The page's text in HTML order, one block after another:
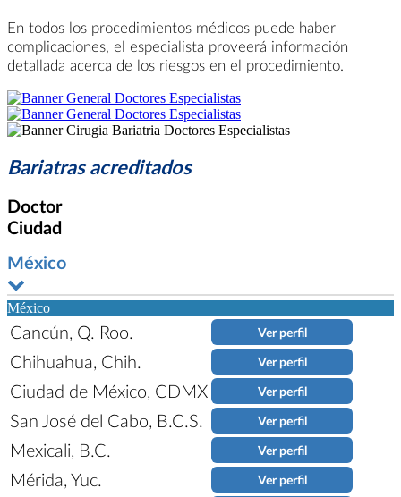
En todos los procedimientos médicos puede haber
complicaciones, el especialista proveerá información
detallada acerca de los riesgos en el procedimiento.
Bariatras acreditados
Doctor
Ciudad
México
México
Cancún, Q. Roo. Ver perfil
Chihuahua, Chih. Ver perfil
Ciudad de México, CDMX Ver perfil
San José del Cabo, B.C.S. Ver perfil
Mexicali, B.C. Ver perfil
Mérida, Yuc. Ver perfil